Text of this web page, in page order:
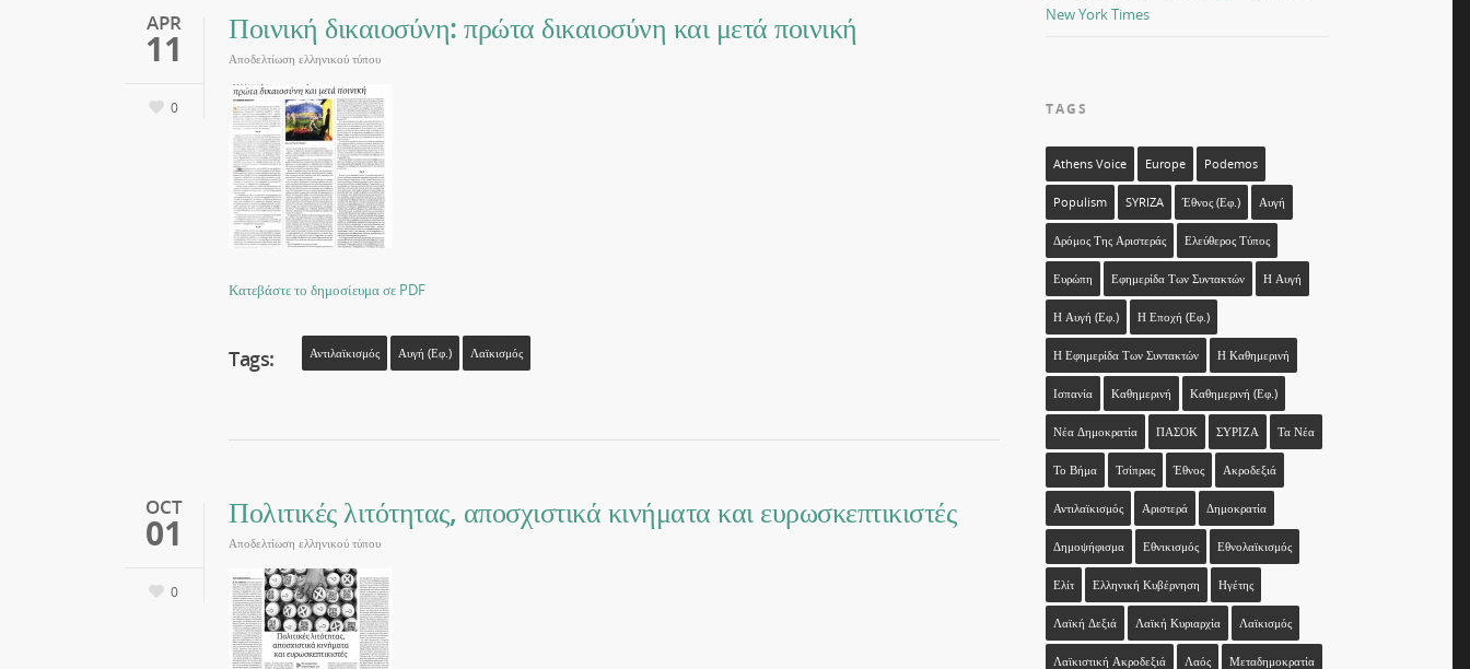
APR
11
0
Ποινική δικαιοσύνη: πρώτα δικαιοσύνη και μετά ποινική
Αποδελτίωση ελληνικού τύπου
Κατεβάστε το δημοσίευμα σε PDF
Tags: Αντιλαϊκισμός Αυγή (εφ.) Λαϊκισμός
OCT
01
0
Πολιτικές λιτότητας, αποσχιστικά κινήματα και ευρωσκεπτικιστές
Αποδελτίωση ελληνικού τύπου
New York Times
TAGS
Athens Voice Europe Podemos
Populism SYRIZA Έθνος (εφ.) Αυγή
Δρόμος Της Αριστεράς Ελεύθερος Τύπος
Ευρώπη Εφημερίδα Των Συντακτών Η Αυγή
Η Αυγή (εφ.) Η Εποχή (εφ.)
Η Εφημερίδα Των Συντακτών Η Καθημερινή
Ισπανία Καθημερινή Καθημερινή (εφ.)
Νέα Δημοκρατία ΠΑΣΟΚ ΣΥΡΙΖΑ Τα Νέα
Το Βήμα Τσίπρας Έθνος Ακροδεξιά
Αντιλαϊκισμός Αριστερά Δημοκρατία
Δημοψήφισμα Εθνικισμός Εθνολαϊκισμός
Ελίτ Ελληνική Κυβέρνηση Ηγέτης
Λαϊκή Δεξιά Λαϊκή Κυριαρχία Λαϊκισμός
Λαϊκιστική Ακροδεξιά Λαός Μεταδημοκρατία